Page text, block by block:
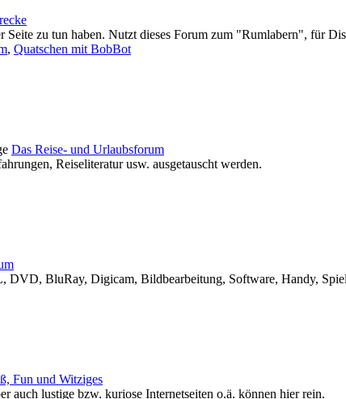
zu tun haben. Nutzt dieses Forum zum "Rumlabern", für
, Quatschen mit BobBot
Das Reise- und Urlaubsforum
Reiseliteratur usw. ausgetauscht werden.
DVD, BluRay, Digicam, Bildbearbeitung, Software, Handy,
Fun und Witziges
auch lustige bzw. kuriose Internetseiten o.ä. können hier rein.